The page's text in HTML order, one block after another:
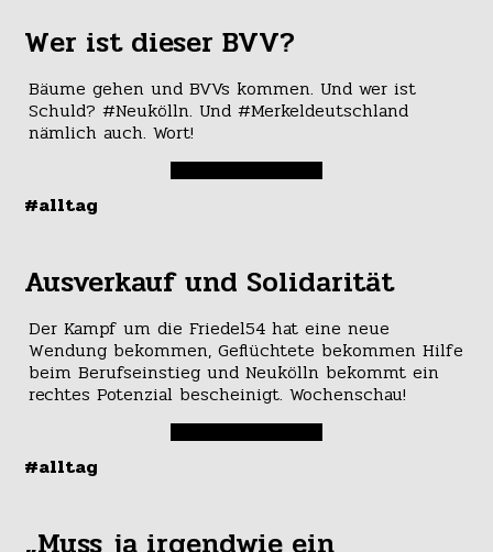
Wer ist dieser BVV?
Bäume gehen und BVVs kommen. Und wer ist
Schuld? #Neukölln. Und #Merkeldeutschland
nämlich auch. Wort!
#alltag
Ausverkauf und Solidarität
Der Kampf um die Friedel54 hat eine neue
Wendung bekommen, Geflüchtete bekommen Hilfe
beim Berufseinstieg und Neukölln bekommt ein
rechtes Potenzial bescheinigt. Wochenschau!
#alltag